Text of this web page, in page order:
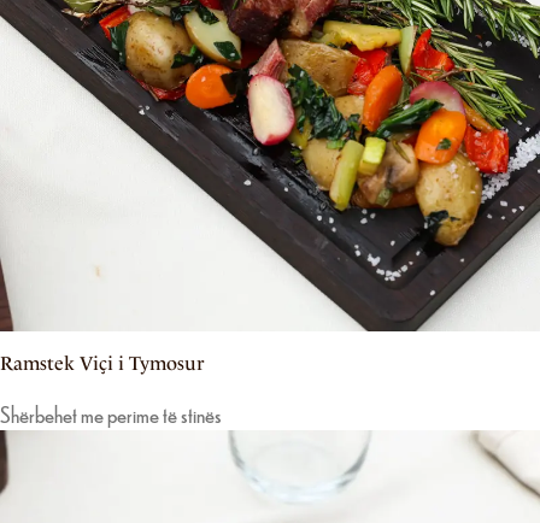
Ramstek Viçi i Tymosur
Shërbehet me perime të stinës